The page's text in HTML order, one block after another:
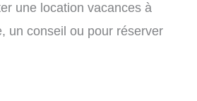
une location vacances à
un conseil ou pour réserver